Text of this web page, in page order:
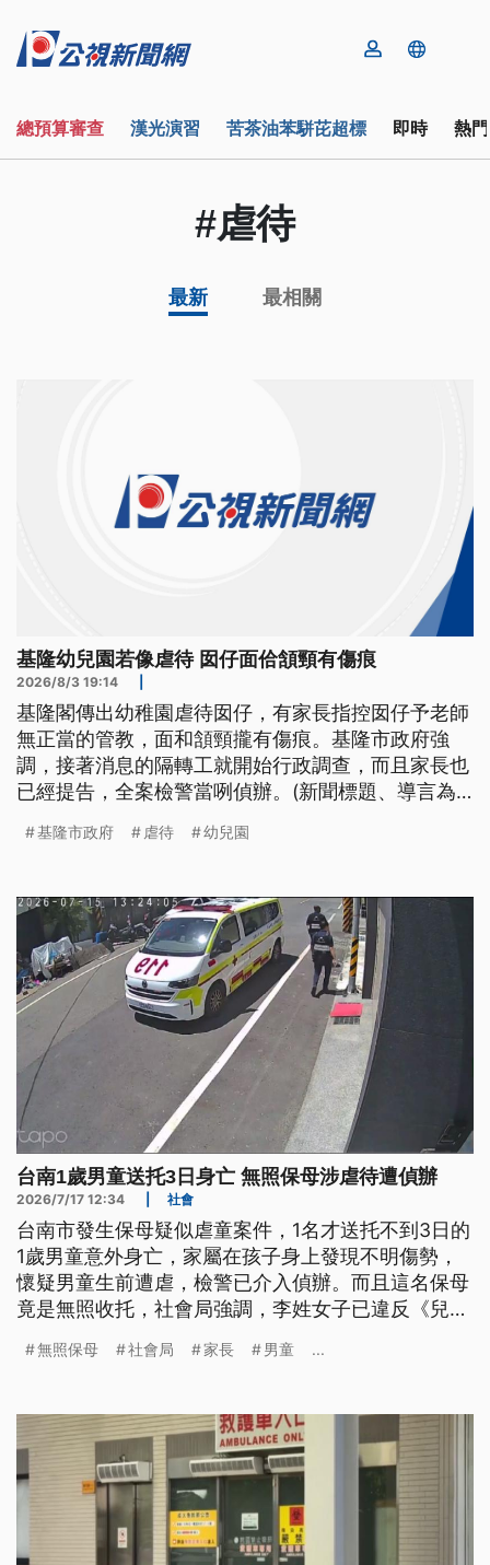
總預算審查 漢光演習 苦茶油苯駢芘超標 即時 熱
#虐待
最新 最相關
基隆幼兒園若像虐待 囡仔面佮頷頸有傷痕
2026/8/3 19:14
基隆閣傳出幼稚園虐待囡仔，有家長指控囡仔予老師
無正當的管教，面和頷頸攏有傷痕。基隆市政府強
調，接著消息的隔轉工就開始行政調查，而且家長也
已經提告，全案檢警當咧偵辦。(新聞標題、導言為
基隆市政府 虐待 幼兒園
台南1歲男童送托3日身亡 無照保母涉虐待遭偵辦
2026/7/17 12:34 社會
台南市發生保母疑似虐童案件，1名才送托不到3日的
1歲男童意外身亡，家屬在孩子身上發現不明傷勢，
懷疑男童生前遭虐，檢警已介入偵辦。而且這名保母
竟是無照收托，社會局強調，李姓女子已違反《兒童
姓名，如經調查認定虐童屬實，最高可處60萬元罰
無照保母 社會局 家長 男童 ...